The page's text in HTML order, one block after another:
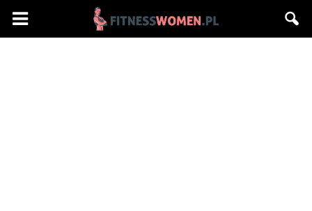
Fitnesswomen.pl